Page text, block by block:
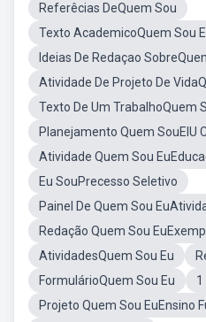
Referêcias DeQuem Sou
Texto AcademicoQuem Sou
Ideias De Redaçao
Atividade De Projeto De
Texto De Um TrabalhoQuem
Planejamento Quem SouEIU
Atividade Quem Sou
Eu SouPrecesso Seletivo
Painel De Quem Sou
Redação Quem Sou
AtividadesQuem Sou Eu
FormulárioQuem Sou Eu
1
Projeto Quem Sou EuEnsino